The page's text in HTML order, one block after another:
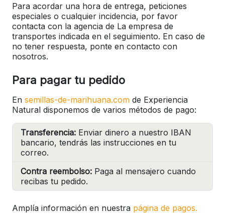
Para acordar una hora de entrega, peticiones
especiales o cualquier incidencia, por favor
contacta con la agencia de La empresa de
transportes indicada en el seguimiento. En caso de
no tener respuesta, ponte en contacto con
nosotros.
Para pagar tu pedido
En semillas-de-marihuana.com de Experiencia
Natural disponemos de varios métodos de pago:
Transferencia: Enviar dinero a nuestro IBAN
bancario, tendrás las instrucciones en tu
correo.
Contra reembolso: Paga al mensajero cuando
recibas tu pedido.
Amplía información en nuestra página de pagos.